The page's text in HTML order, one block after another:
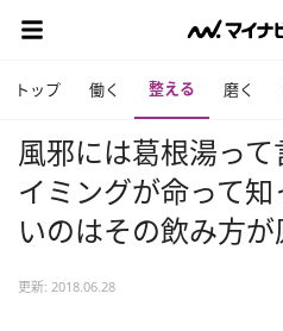
トップ 働く 整える 磨く
風邪には葛根湯っ
イミングが命って
いのはその飲み方が
更新: 2018.06.28